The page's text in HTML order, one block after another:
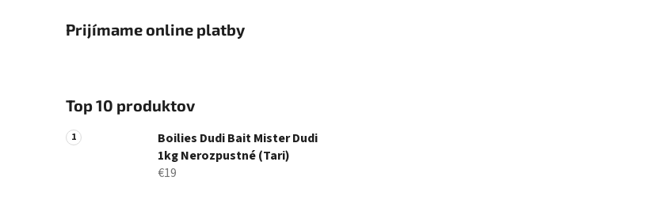
Prijímame online platby
Top 10 produktov
Boilies Dudi Bait Mister Dudi
1kg Nerozpustné (Tari)
€19